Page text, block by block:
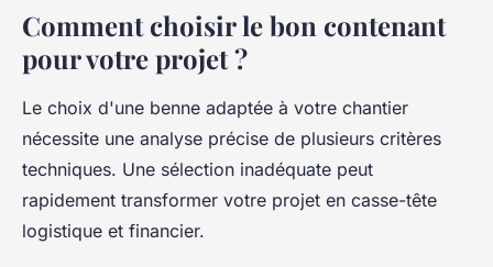
Comment choisir le bon contenant
pour votre projet ?
Le choix d'une benne adaptée à votre chantier
nécessite une analyse précise de plusieurs critères
techniques. Une sélection inadéquate peut
rapidement transformer votre projet en casse-tête
logistique et financier.